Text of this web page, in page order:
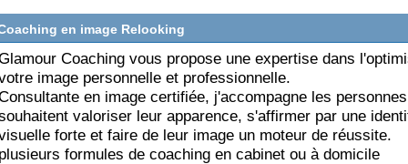
en image Relooking
Coaching vous propose une expertise dans
image personnelle et professionnelle.
en image certifiée, j'accompagne les
valoriser leur apparence, s'affirmer par une
forte et faire de leur image un moteur de réussite.
formules de coaching en cabinet ou à domicile